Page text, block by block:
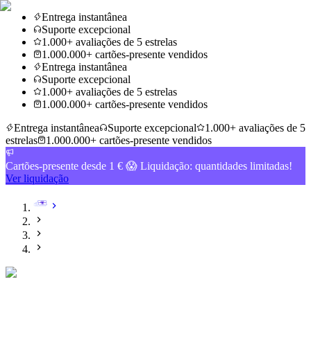
Entrega instantânea
Suporte excepcional
1.000+ avaliações de 5 estrelas
1.000.000+ cartões-presente vendidos
Entrega instantânea
Suporte excepcional
1.000+ avaliações de 5 estrelas
1.000.000+ cartões-presente vendidos
Entrega instantânea
Suporte excepcional
1.000+ avaliações de 5
estrelas
1.000.000+ cartões-presente vendidos
Cartões-presente desde 1 € 😱 Liquidação: quantidades limitadas!
Ver liquidação